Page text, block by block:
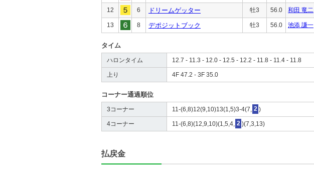
12 6 ドリームゲッター 牡3 56.0 和田 竜二
13 8 デポジットブック 牡3 56.0 池添 謙一
タイム
ハロンタイム 12.7 - 11.3 - 12.0 - 12.5 - 12.2 - 11.8 - 11.4 - 11.8
上り 4F 47.2 - 3F 35.0
コーナー通過順位
3コーナー 11-(6,8)12(9,10)13(1,5)3-4(7, 2 )
4コーナー 11-(6,8)(12,9,10)(1,5,4, 2 )(7,3,13)
払戻金